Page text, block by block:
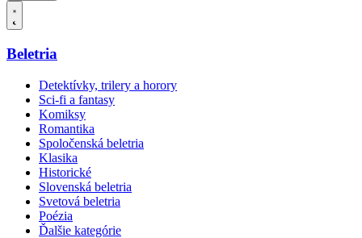
Beletria
Detektívky, trilery a horory
Sci-fi a fantasy
Komiksy
Romantika
Spoločenská beletria
Klasika
Historické
Slovenská beletria
Svetová beletria
Poézia
Ďalšie kategórie